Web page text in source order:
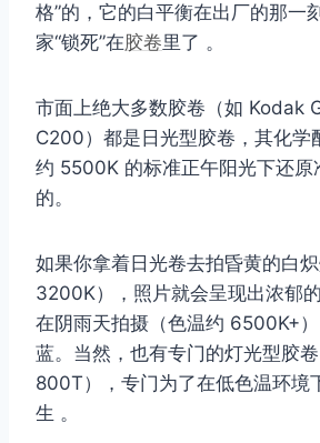
格”的，它的白平衡在出厂的那一
家“锁死”在胶卷里了 。
市面上绝大多数胶卷（如 Kodak
C200）都是日光型胶卷，其化学
约 5500K 的标准正午阳光下还原
的。
如果你拿着日光卷去拍昏黄的白
3200K），照片就会呈现出浓郁
在阴雨天拍摄（色温约 6500K+
蓝。当然，也有专门的灯光型胶
800T），专门为了在低色温环境
生 。